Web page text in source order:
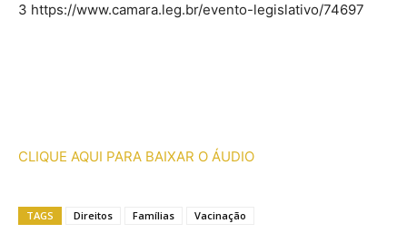
3 https://www.camara.leg.br/evento-legislativo/74697
CLIQUE AQUI PARA BAIXAR O ÁUDIO
TAGS Direitos Famílias Vacinação